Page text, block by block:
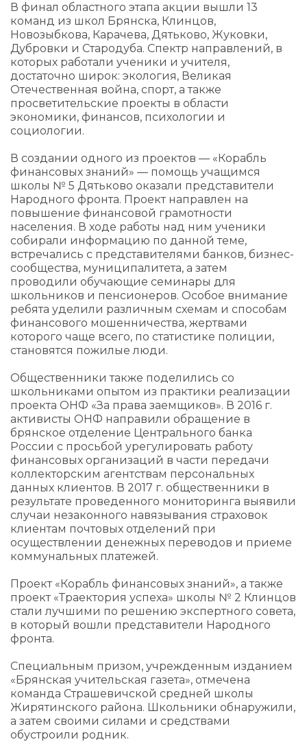
В финал областного этапа акции вышли 13
команд из школ Брянска, Клинцов,
Новозыбкова, Карачева, Дятьково, Жуковки,
Дубровки и Стародуба. Спектр направлений, в
которых работали ученики и учителя,
достаточно широк: экология, Великая
Отечественная война, спорт, а также
просветительские проекты в области
экономики, финансов, психологии и
социологии.
В создании одного из проектов — «Корабль
финансовых знаний» — помощь учащимся
школы № 5 Дятьково оказали представители
Народного фронта. Проект направлен на
повышение финансовой грамотности
населения. В ходе работы над ним ученики
собирали информацию по данной теме,
встречались с представителями банков, бизнес-
сообщества, муниципалитета, а затем
проводили обучающие семинары для
школьников и пенсионеров. Особое внимание
ребята уделили различным схемам и способам
финансового мошенничества, жертвами
которого чаще всего, по статистике полиции,
становятся пожилые люди.
Общественники также поделились со
школьниками опытом из практики реализации
проекта ОНФ «За права заемщиков». В 2016 г.
активисты ОНФ направили обращение в
брянское отделение Центрального банка
России с просьбой урегулировать работу
финансовых организаций в части передачи
коллекторским агентствам персональных
данных клиентов. В 2017 г. общественники в
результате проведенного мониторинга выявили
случаи незаконного навязывания страховок
клиентам почтовых отделений при
осуществлении денежных переводов и приеме
коммунальных платежей.
Проект «Корабль финансовых знаний», а также
проект «Траектория успеха» школы № 2 Клинцов
стали лучшими по решению экспертного совета,
в который вошли представители Народного
фронта.
Специальным призом, учрежденным изданием
«Брянская учительская газета», отмечена
команда Страшевичской средней школы
Жирятинского района. Школьники обнаружили,
а затем своими силами и средствами
обустроили родник.